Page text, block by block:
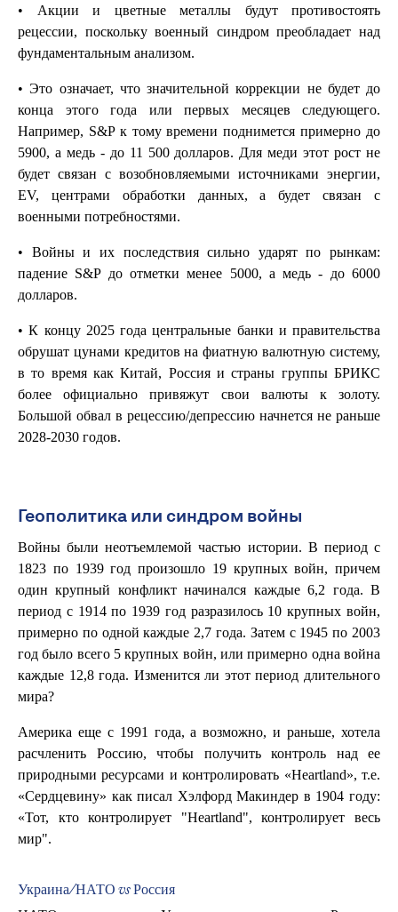
• Акции и цветные металлы будут противостоять
рецессии, поскольку военный синдром преобладает над
фундаментальным анализом.
• Это означает, что значительной коррекции не будет до
конца этого года или первых месяцев следующего.
Например, S&P к тому времени поднимется примерно до
5900, а медь - до 11 500 долларов. Для меди этот рост не
будет связан с возобновляемыми источниками энергии,
EV, центрами обработки данных, а будет связан с
военными потребностями.
• Войны и их последствия сильно ударят по рынкам:
падение S&P до отметки менее 5000, а медь - до 6000
долларов.
• К концу 2025 года центральные банки и правительства
обрушат цунами кредитов на фиатную валютную систему,
в то время как Китай, Россия и страны группы БРИКС
более официально привяжут свои валюты к золоту.
Большой обвал в рецессию/депрессию начнется не раньше
2028-2030 годов.
Геополитика или синдром войны
Войны были неотъемлемой частью истории. В период с
1823 по 1939 год произошло 19 крупных войн, причем
один крупный конфликт начинался каждые 6,2 года. В
период с 1914 по 1939 год разразилось 10 крупных войн,
примерно по одной каждые 2,7 года. Затем с 1945 по 2003
год было всего 5 крупных войн, или примерно одна война
каждые 12,8 года. Изменится ли этот период длительного
мира?
Америка еще с 1991 года, а возможно, и раньше, хотела
расчленить Россию, чтобы получить контроль над ее
природными ресурсами и контролировать «Heartland», т.е.
«Сердцевину» как писал Хэлфорд Макиндер в 1904 году:
«Тот, кто контролирует "Heartland", контролирует весь
мир".
Украина/НАТО vs Россия